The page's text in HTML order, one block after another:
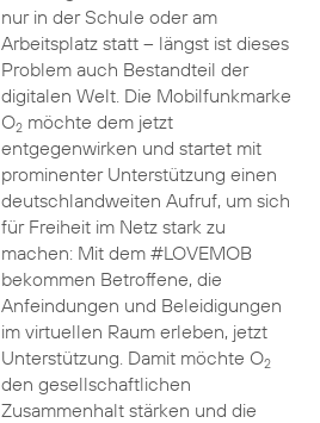
nur in der Schule oder am
Arbeitsplatz statt – längst ist dieses
Problem auch Bestandteil der
digitalen Welt. Die Mobilfunkmarke
O2möchte dem jetzt
entgegenwirken und startet mit
prominenter Unterstützung einen
deutschlandweiten Aufruf, um sich
für Freiheit im Netz stark zu
machen: Mit dem #LOVEMOB
bekommen Betroffene, die
Anfeindungen und Beleidigungen
im virtuellen Raum erleben, jetzt
Unterstützung. Damit möchte O2
den gesellschaftlichen
Zusammenhalt stärken und die